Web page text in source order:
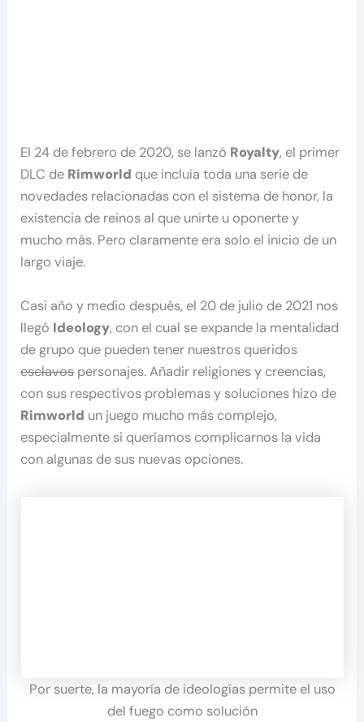
El 24 de febrero de 2020, se lanzó Royalty, el primer
DLC de Rimworld que incluía toda una serie de
novedades relacionadas con el sistema de honor, la
existencia de reinos al que unirte u oponerte y
mucho más. Pero claramente era solo el inicio de un
largo viaje.
Casi año y medio después, el 20 de julio de 2021 nos
llegó Ideology, con el cual se expande la mentalidad
de grupo que pueden tener nuestros queridos
esclavospersonajes. Añadir religiones y creencias,
con sus respectivos problemas y soluciones hizo de
Rimworld un juego mucho más complejo,
especialmente si queríamos complicarnos la vida
con algunas de sus nuevas opciones.
Por suerte, la mayoría de ideologías permite el uso
del fuego como solución